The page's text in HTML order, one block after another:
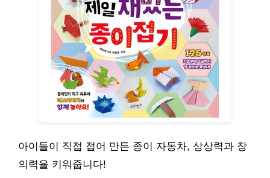
아이들이 직접 접어 만든 종이 자동차, 상상력과 창
의력을 키워줍니다!